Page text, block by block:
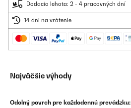
Dodacia lehota: 2 - 4 pracovných dní
14 dní na vrátenie
Najväčšie výhody
Odolný povrch pre každodennú prevádzku: